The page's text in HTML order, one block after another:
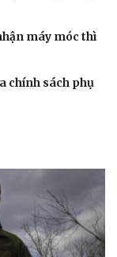
máy móc thì
chính sách phụ